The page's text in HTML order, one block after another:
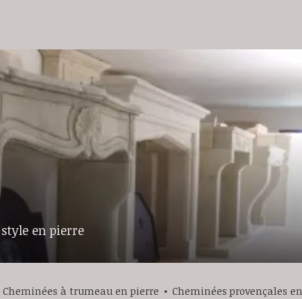
en pierre
Cheminées à trumeau en pierre Cheminées provençales